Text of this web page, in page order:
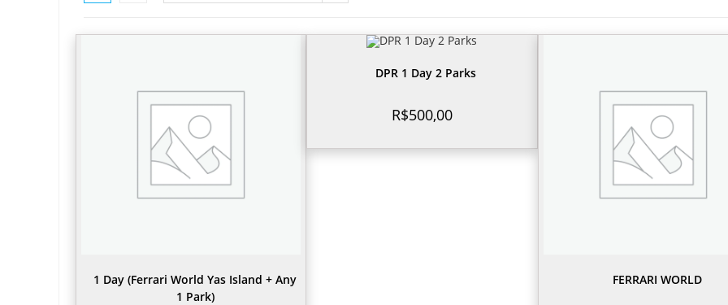
1 Day (Ferrari World Yas Island + Any
1 Park)
DPR 1 Day 2 Parks
R$500,00
FERRARI WORLD